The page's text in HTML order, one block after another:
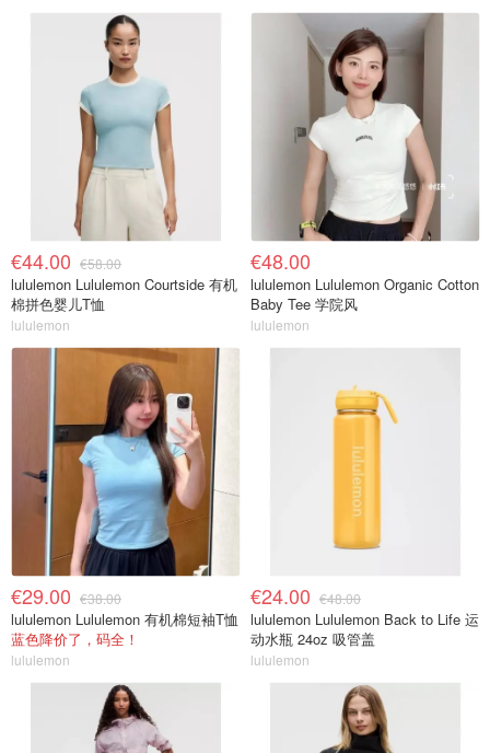
€44.00 €58.00
lululemon Lululemon Courtside 有机
棉拼色婴儿T恤
lululemon
€48.00
lululemon Lululemon Organic Cotton
Baby Tee 学院风
lululemon
€29.00 €38.00
lululemon Lululemon 有机棉短袖T恤
蓝色降价了，码全！
lululemon
€24.00 €48.00
lululemon Lululemon Back to Life 运
动水瓶 24oz 吸管盖
lululemon